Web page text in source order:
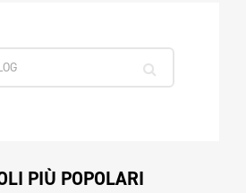
PIÙ POPOLARI